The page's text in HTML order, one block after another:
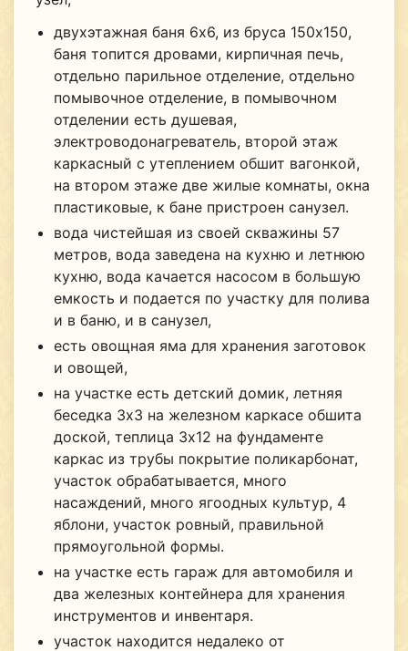
двухэтажная баня 6х6, из бруса 150х150,
баня топится дровами, кирпичная печь,
отдельно парильное отделение, отдельно
помывочное отделение, в помывочном
отделении есть душевая,
электроводонагреватель, второй этаж
каркасный с утеплением обшит вагонкой,
на втором этаже две жилые комнаты, окна
пластиковые, к бане пристроен санузел.
вода чистейшая из своей скважины 57
метров, вода заведена на кухню и летнюю
кухню, вода качается насосом в большую
емкость и подается по участку для полива
и в баню, и в санузел,
есть овощная яма для хранения заготовок
и овощей,
на участке есть детский домик, летняя
беседка 3х3 на железном каркасе обшита
доской, теплица 3х12 на фундаменте
каркас из трубы покрытие поликарбонат,
участок обрабатывается, много
насаждений, много ягоодных культур, 4
яблони, участок ровный, правильной
прямоугольной формы.
на участке есть гараж для автомобиля и
два железных контейнера для хранения
инструментов и инвентаря.
участок находится недалеко от